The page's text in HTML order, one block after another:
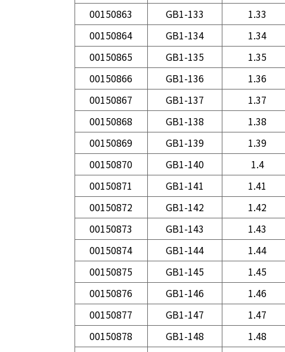
00150863
GB1-133 1.33
00150864
GB1-134 1.34
00150865
GB1-135 1.35
00150866
GB1-136 1.36
00150867
GB1-137 1.37
00150868
GB1-138 1.38
00150869
GB1-139 1.39
00150870
GB1-140 1.4
00150871
GB1-141 1.41
00150872
GB1-142 1.42
00150873
GB1-143 1.43
00150874
GB1-144 1.44
00150875
GB1-145 1.45
00150876
GB1-146 1.46
00150877
GB1-147 1.47
00150878
GB1-148 1.48